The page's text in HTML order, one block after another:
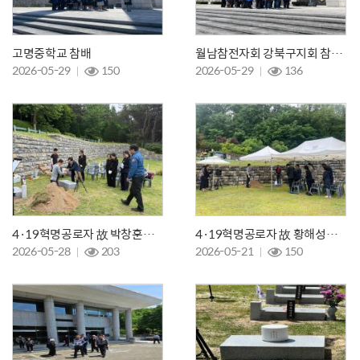
고명중학교 참배
2026-05-29
150
월남참전자회 강북구지회 참배와 봉사활동
2026-05-29
136
4·19혁명공로자 故 박창훈님의 안장식
2026-05-28
203
4·19혁명공로자 故 황해성님의 안장식
2026-05-21
150